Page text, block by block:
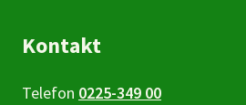
Kontakt
Telefon 0225-349 00